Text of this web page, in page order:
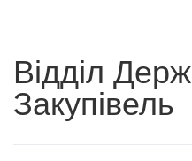
Відділ
Закупівель